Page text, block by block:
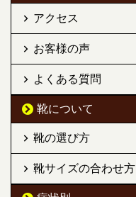
アクセス
お客様の声
よくある質問
靴について
靴の選び方
靴サイズの合わせ方